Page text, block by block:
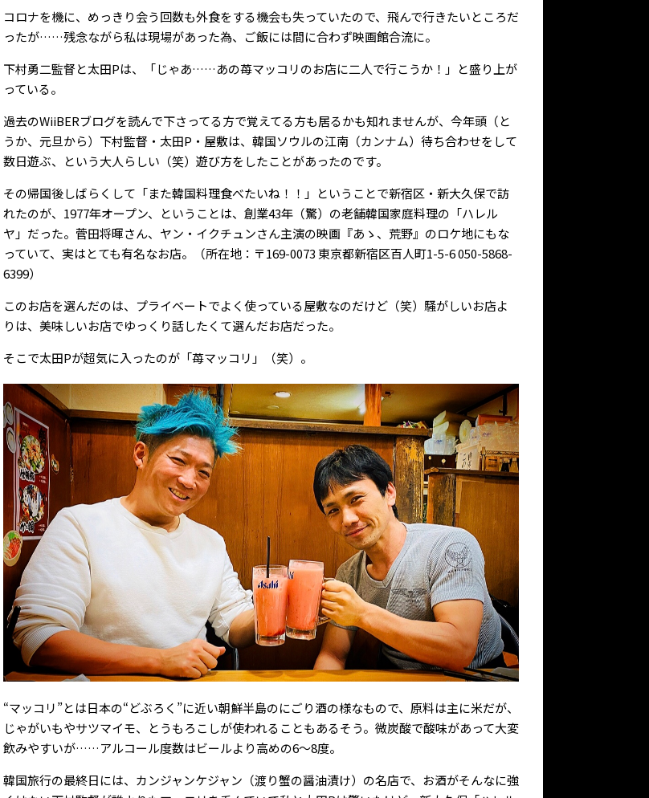
コロナを機に、めっきり会う回数も外食をする機会も失っていたので、飛んで行きたいところだ
ったが……残念ながら私は現場があった為、ご飯には間に合わず映画館合流に。
下村勇二監督と太田Pは、「じゃあ……あの苺マッコリのお店に二人で行こうか！」と盛り上が
っている。
過去のWiiBERブログを読んで下さってる方で覚えてる方も居るかも知れませんが、今年頭（と
うか、元旦から）下村監督・太田P・屋敷は、韓国ソウルの江南（カンナム）待ち合わせをして
数日遊ぶ、という大人らしい（笑）遊び方をしたことがあったのです。
その帰国後しばらくして「また韓国料理食べたいね！！」ということで新宿区・新大久保で訪
れたのが、1977年オープン、ということは、創業43年（驚）の老舗韓国家庭料理の「ハレル
ヤ」だった。菅田将暉さん、ヤン・イクチュンさん主演の映画『あゝ、荒野』のロケ地にもな
っていて、実はとても有名なお店。（所在地：〒169-0073 東京都新宿区百人町1-5-6 050-5868-
6399）
このお店を選んだのは、プライベートでよく使っている屋敷なのだけど（笑）騒がしいお店よ
りは、美味しいお店でゆっくり話したくて選んだお店だった。
そこで太田Pが超気に入ったのが「苺マッコリ」（笑）。
“マッコリ”とは日本の“どぶろく”に近い朝鮮半島のにごり酒の様なもので、原料は主に米だが、
じゃがいもやサツマイモ、とうもろこしが使われることもあるそう。微炭酸で酸味があって大変
飲みやすいが……アルコール度数はビールより高めの6～8度。
韓国旅行の最終日には、カンジャンケジャン（渡り蟹の醤油漬け）の名店で、お酒がそんなに強